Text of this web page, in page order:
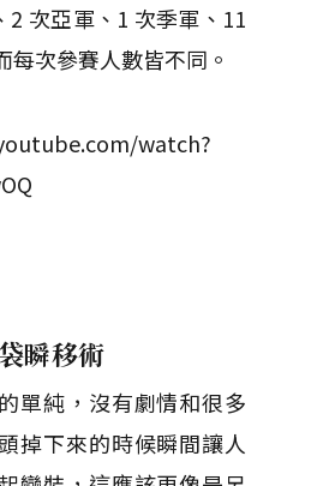
2 次亞軍、1 次季軍、11
每次參賽人數皆不同。
watch?
瞬移術
單純，沒有劇情和很多
掉下來的時候瞬間讓人